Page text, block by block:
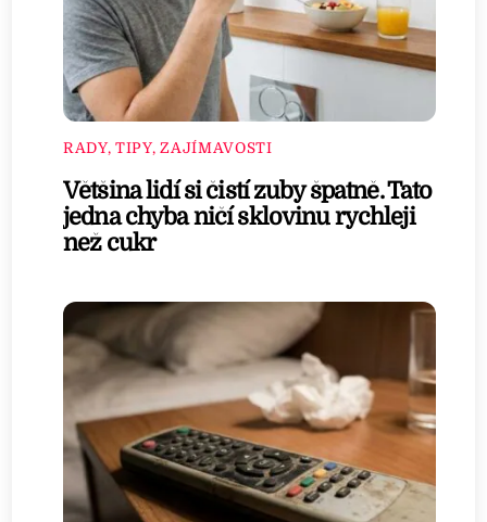
RADY, TIPY, ZAJÍMAVOSTI
Většina lidí si čistí zuby špatně. Tato
jedna chyba ničí sklovinu rychleji
než cukr